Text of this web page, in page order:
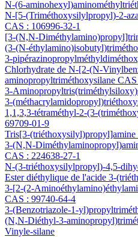
N-(6-
N-[5-(Triméthoxysilylpropyl)-2-
CAS : 106996-32-1
[3-(N,N-
(3-(N-
3-
Chlorhydrate de N-[2-(N-
aminopropyltriméthoxysilane
3-
3-
1,1,3,3-tétraméthyl-2-(3-
69709-01-9
Tris[3-
3-(N,N-
CAS : 224638-27-1
N-(3-triéthoxysilylpropyl)-4,5-
Ester diéthylique de l'acide 3-
3-[2-(2-
CAS : 99740-64-4
3-(Benzotriazole-1-
(N,N-Diéthyl-3-
Vinyle-silane